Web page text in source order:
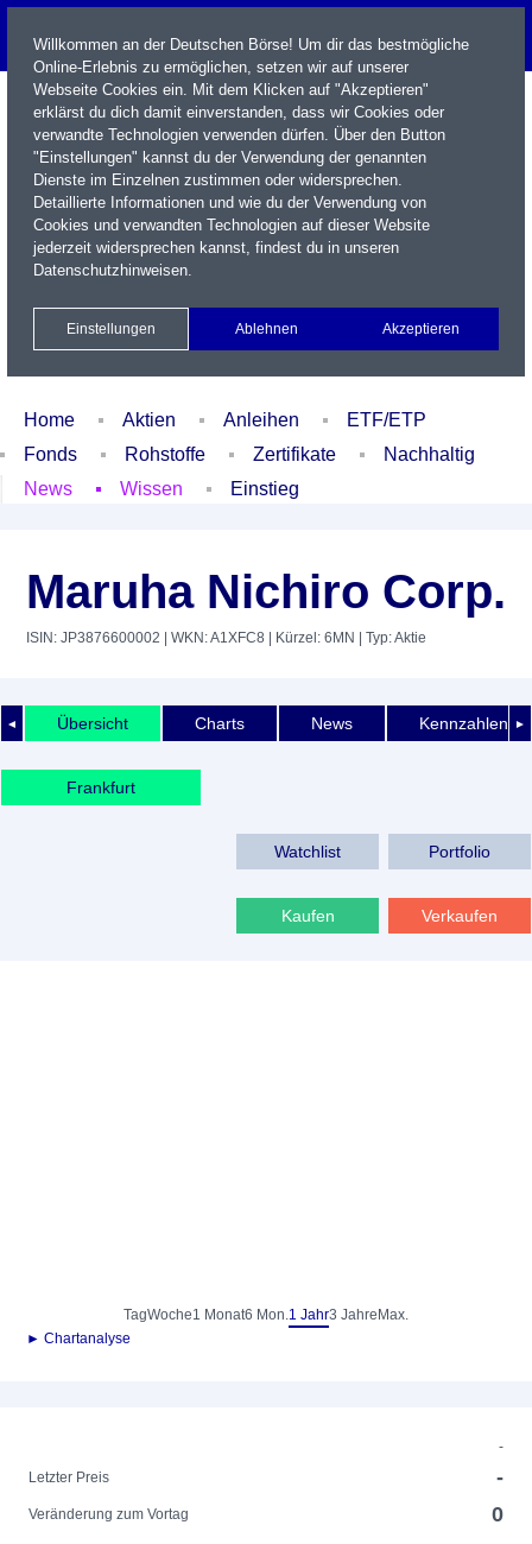
Name / WKN / ISIN / Kürzel
Xetra Realtime
Watchlist Portfolio Login
Home Aktien Anleihen
ETF/ETP
Fonds
Rohstoffe Zertifikate
Nachhaltig
News
Wissen Einstieg
Maruha Nichiro Corp.
ISIN: JP3876600002 | WKN: A1XFC8 | Kürzel: 6MN | Typ: Aktie
◄ ►
Übersicht Charts News Kennzahlen
Frankfurt
Watchlist Portfolio
Kaufen Verkaufen
TagWoche1 Monat6 Mon.1 Jahr3 Jahre Max.
► Chartanalyse
-
Letzter Preis
-
Veränderung zum Vortag 0
Willkommen an der Deutschen Börse! Um dir das bestmögliche
Online-Erlebnis zu ermöglichen, setzen wir auf unserer
Webseite Cookies ein. Mit dem Klicken auf "Akzeptieren"
erklärst du dich damit einverstanden, dass wir Cookies oder
verwandte Technologien verwenden dürfen. Über den Button
"Einstellungen" kannst du der Verwendung der genannten
Dienste im Einzelnen zustimmen oder widersprechen.
Detaillierte Informationen und wie du der Verwendung von
Cookies und verwandten Technologien auf dieser Website
jederzeit widersprechen kannst, findest du in unseren
Datenschutzhinweisen.
Einstellungen Ablehnen Akzeptieren